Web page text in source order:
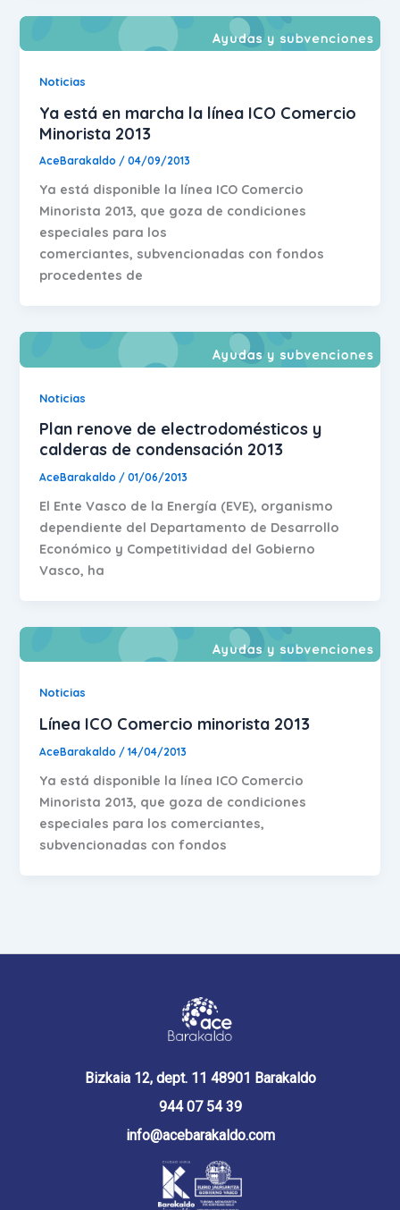
Noticias
Ya está en marcha la línea ICO Comercio
Minorista 2013
AceBarakaldo /04/09/2013
Ya está disponible la línea ICO Comercio
Minorista 2013, que goza de condiciones
especiales para los
comerciantes, subvencionadas con fondos
procedentes de
Noticias
Plan renove de electrodomésticos y
calderas de condensación 2013
AceBarakaldo /01/06/2013
El Ente Vasco de la Energía (EVE), organismo
dependiente del Departamento de Desarrollo
Económico y Competitividad del Gobierno
Vasco, ha
Noticias
Línea ICO Comercio minorista 2013
AceBarakaldo /14/04/2013
Ya está disponible la línea ICO Comercio
Minorista 2013, que goza de condiciones
especiales para los comerciantes,
subvencionadas con fondos
Bizkaia 12, dept. 11 48901 Barakaldo
944 07 54 39
info@acebarakaldo.com